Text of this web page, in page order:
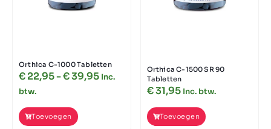
Orthica C-1000 Tabletten
€22,95-€39,95 Inc.
btw.
Toevoegen
Orthica C-1500 SR 90
Tabletten
€31,95 Inc. btw.
Toevoegen